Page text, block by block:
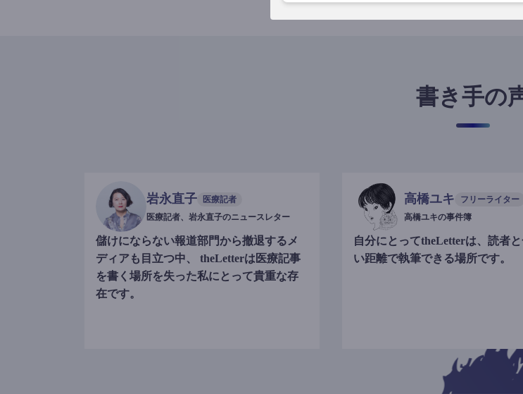
書き手の
岩永直子
医療記者
医療記者、岩永直子のニュースレター
儲けにならない報道部門から撤退するメ
ディアも目立つ中、 theLetterは医療記事
を書く場所を失った私にとって貴重な存
在です。
高橋ユキ
フリーライター
高橋ユキの事件簿
自分にとってtheLetterは、読者
い距離で執筆できる場所です。